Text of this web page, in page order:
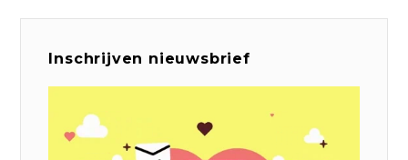
Inschrijven nieuwsbrief